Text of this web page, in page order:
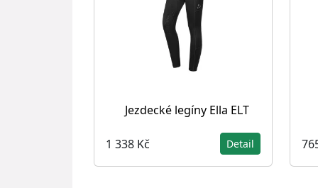
Jezdecké legíny Ella ELT
1 338 Kč Detail